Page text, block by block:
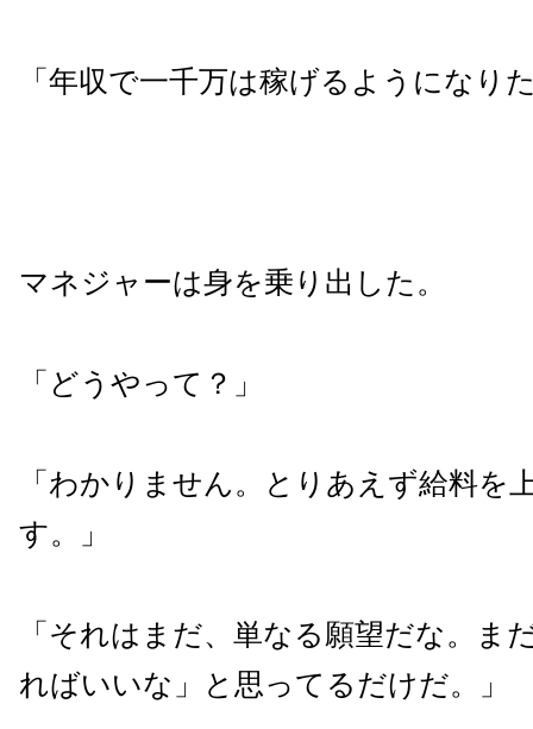
「年収で一千万は稼げるようになり
マネジャーは身を乗り出した。
「どうやって？」
「わかりません。とりあえず給料を
す。」
「それはまだ、単なる願望だな。ま
ればいいな」と思ってるだけだ。」